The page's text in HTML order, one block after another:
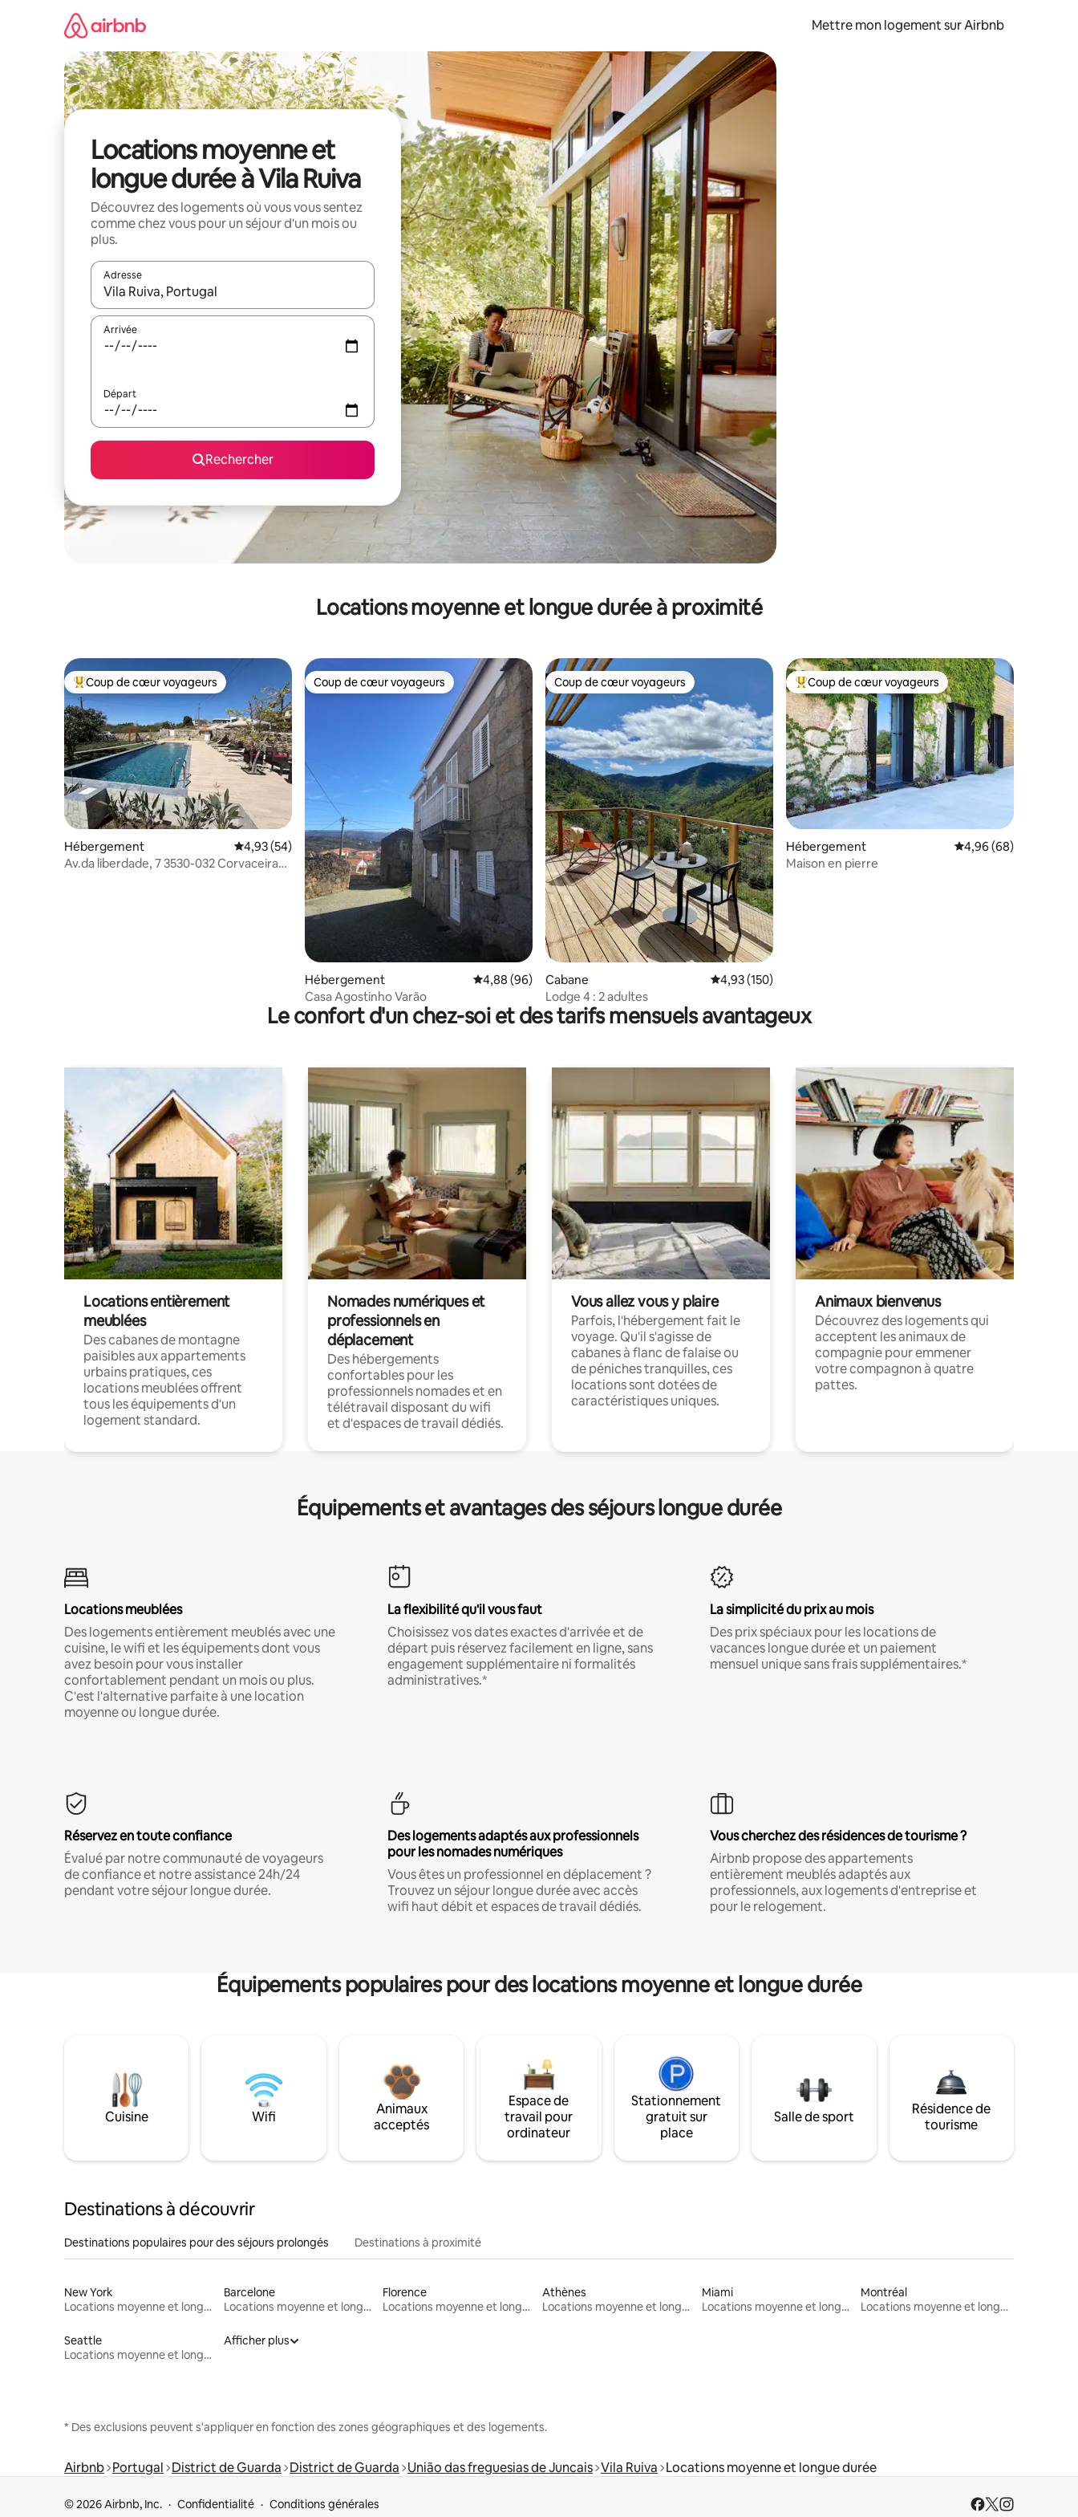
Mettre mon logement sur Airbnb
Locations moyenne et
longue durée à Vila Ruiva
Découvrez des logements où vous vous sentez
comme chez vous pour un séjour d'un mois ou
plus.
Adresse
Lorsque les résultats s'affichent, utilisez les flèches vers le haut et vers le bas pour les parcourir ou en appuyant et en faisant glisser.
Arrivée
Départ
Rechercher
Locations moyenne et longue durée à proximité
Coups de cœur voyageurs les plus appréciés
Coup de cœur voyageurs
Hébergement Évaluation moyenne sur la base de 54 commentaires : 4,93 sur 5
4,93 (54)
Av.da liberdade, 7 3530-032 Corvaceira
Coup de cœur voyageurs
Coup de cœur voyageurs
Hébergement Évaluation moyenne sur la base de 96 commentaires : 4,88 sur 5
4,88 (96)
Casa Agostinho Varão
Coup de cœur voyageurs
Coup de cœur voyageurs
Cabane Évaluation moyenne sur la base de 150 commentaires : 4,93 sur 5
4,93 (150)
Lodge 4 : 2 adultes
Coups de cœur voyageurs les plus appréciés
Coup de cœur voyageurs
Hébergement Évaluation moyenne
4,96 (68)
Maison en pierre
Le confort d'un chez-soi et des tarifs mensuels avantageux
Locations entièrement
meublées
Des cabanes de montagne
paisibles aux appartements
urbains pratiques, ces
locations meublées offrent
tous les équipements d'un
logement standard.
Nomades numériques et
professionnels en
déplacement
Des hébergements
confortables pour les
professionnels nomades et en
télétravail disposant du wifi
et d'espaces de travail dédiés.
Vous allez vous y plaire
Parfois, l'hébergement fait le
voyage. Qu'il s'agisse de
cabanes à flanc de falaise ou
de péniches tranquilles, ces
locations sont dotées de
caractéristiques uniques.
Animaux bienvenus
Découvrez des logements qui
acceptent les animaux de
compagnie pour emmener
votre compagnon à quatre
pattes.
Équipements et avantages des séjours longue durée
Locations meublées
Des logements entièrement meublés avec une
cuisine, le wifi et les équipements dont vous
avez besoin pour vous installer
confortablement pendant un mois ou plus.
C'est l'alternative parfaite à une location
moyenne ou longue durée.
La flexibilité qu'il vous faut
Choisissez vos dates exactes d'arrivée et de
départ puis réservez facilement en ligne, sans
engagement supplémentaire ni formalités
administratives.*
La simplicité du prix au mois
Des prix spéciaux pour les locations de
vacances longue durée et un paiement
mensuel unique sans frais supplémentaires.*
Réservez en toute confiance
Évalué par notre communauté de voyageurs
de confiance et notre assistance 24h/24
pendant votre séjour longue durée.
Des logements adaptés aux professionnels
pour les nomades numériques
Vous êtes un professionnel en déplacement ?
Trouvez un séjour longue durée avec accès
wifi haut débit et espaces de travail dédiés.
Vous cherchez des résidences de tourisme ?
Airbnb propose des appartements
entièrement meublés adaptés aux
professionnels, aux logements d'entreprise et
pour le relogement.
Équipements populaires pour des locations moyenne et longue durée
Cuisine Wifi
Animaux
acceptés
Espace de
travail pour
ordinateur
Stationnement
gratuit sur
place
Salle de sport
Résidence de
tourisme
Destinations à découvrir
Destinations populaires pour des séjours prolongés Destinations à proximité
New York
Locations moyenne et longue durée
Barcelone
Locations moyenne et longue durée
Florence
Locations moyenne et longue durée
Athènes
Locations moyenne et longue durée
Miami
Locations moyenne et longue durée
Montréal
Locations moyenne et longue durée
Seattle
Locations moyenne et longue durée
Afficher plus
* Des exclusions peuvent s'appliquer en fonction des zones géographiques et des logements.
Airbnb Portugal District de Guarda District de Guarda União das freguesias de Juncais Vila Ruiva Locations moyenne et longue durée
© 2026 Airbnb, Inc. Confidentialité Conditions générales